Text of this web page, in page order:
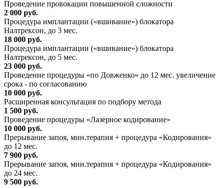
Проведение провокации повышенной сложности
2 000 руб.
Процедура имплантации («вшивание») блокатора
Налтрексон, до 3 мес.
18 000 руб.
Процедура имплантации («вшивание») блокатора
Налтрексон, до 5 мес.
23 000 руб.
Проведение процедуры «по Довженко» до 12 мес. увеличение
срока - по согласованию
10 000 руб.
Расширенная консультация по подбору метода
1 500 руб.
Проведение процедуры «Лазерное кодирование»
10 000 руб.
Прерывание запоя, мин.терапия + процедура «Кодирования»
до 12 мес.
7 900 руб.
Прерывание запоя, мин.терапия + процедура «Кодирования»
до 24 мес.
9 500 руб.